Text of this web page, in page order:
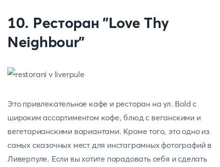
10. Ресторан "Love Thy
Neighbour"
Это привлекательное кафе и ресторан на ул. Bold с
широким ассортиментом кофе, блюд с веганскими и
вегетарианскими вариантами. Кроме того, это одно из
самых сказочных мест для инстаграмных фотографий в
Ливерпуле. Если вы хотите порадовать себя и сделать